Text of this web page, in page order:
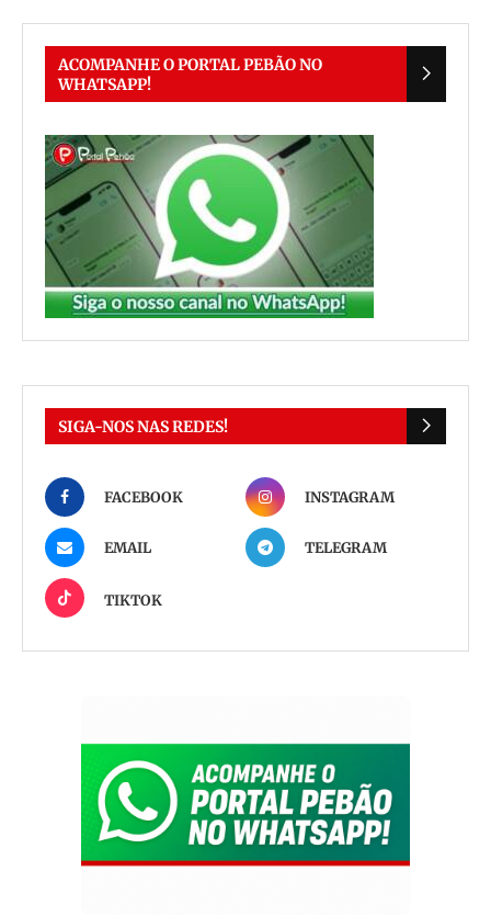
ACOMPANHE O PORTAL PEBÃO NO
WHATSAPP!
SIGA-NOS NAS REDES!
FACEBOOK INSTAGRAM
EMAIL TELEGRAM
TIKTOK